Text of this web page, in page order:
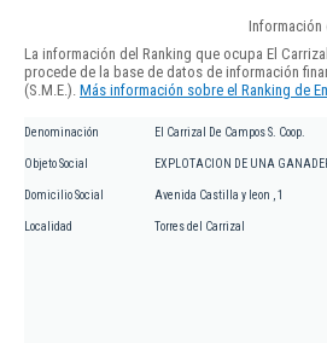
La información del Ranking que ocupa El
procede de la base de datos de información
(S.M.E.). Más información sobre el Ranking de
Denominación El Carrizal De Campos S. Coop.
Objeto Social EXPLOTACION DE UNA
Domicilio Social Avenida Castilla y leon , 1
Localidad Torres del Carrizal